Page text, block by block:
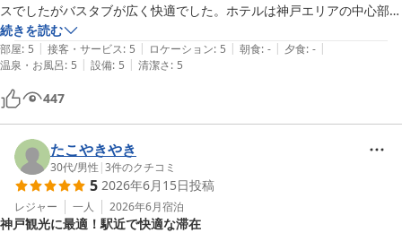
スでしたがバスタブが広く快適でした。ホテルは神戸エリアの中心部に
あり、お買い物、食事、観光全てを気軽に楽しめる好立地でした！
続きを読む
部屋: 5 | 接客・サービス: 5 | ロケーション: 5 | 朝食: - | 夕食: - |
温泉・お風呂: 5 | 設備: 5 | 清潔さ: 5
447
たこやきやき
30代/男性 |3件のクチコミ
5 2026年6月15日投稿
レジャー 一人 2026年6月宿泊
神戸観光に最適！駅近で快適な滞在